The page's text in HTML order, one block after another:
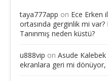
taya777app on Ece Erken
ortasında gerginlik mi var?
Tanınmış neden küstü?
u888vip on Asude
ekranlara geri mi